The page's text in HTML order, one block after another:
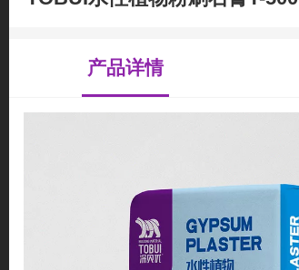
产品详情